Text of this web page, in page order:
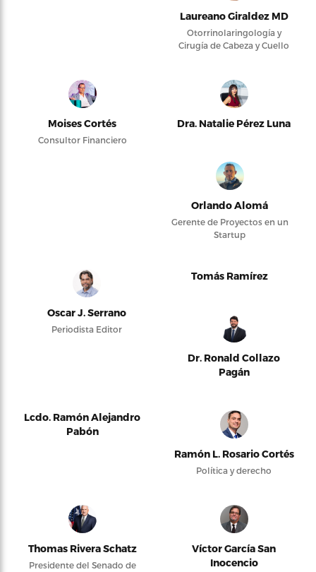
Laureano Giraldez MD
Otorrinolaringología y
Cirugía de Cabeza y Cuello
Moises Cortés
Consultor Financiero
Dra. Natalie Pérez Luna
Orlando Alomá
Gerente de Proyectos en un
Startup
Oscar J. Serrano
Periodista Editor
Tomás Ramírez
Dr. Ronald Collazo
Pagán
Lcdo. Ramón Alejandro
Pabón
Ramón L. Rosario Cortés
Política y derecho
Thomas Rivera Schatz
Presidente del Senado de
Víctor García San
Inocencio